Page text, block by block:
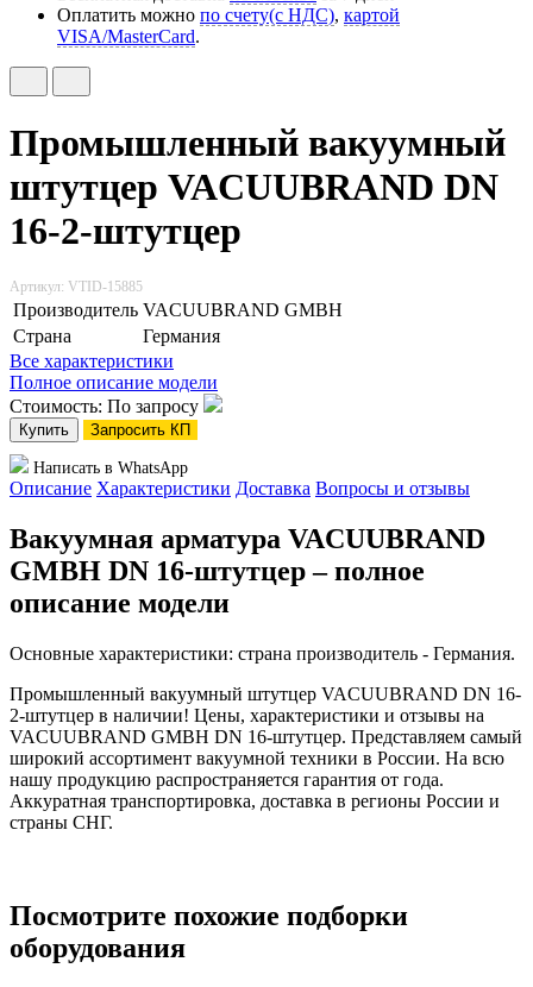
Оплатить можно по счету(с НДС), картой
VISA/MasterCard.
Промышленный вакуумный
штутцер VACUUBRAND DN
16-2-штутцер
Артикул: VTID-15885
Производитель VACUUBRAND GMBH
Страна
Германия
Все характеристики
Полное описание модели
Стоимость: По запросу
Купить Запросить КП
Написать в WhatsApp
Описание Характеристики Доставка Вопросы и отзывы
Вакуумная арматура VACUUBRAND
GMBH DN 16-штутцер – полное
описание модели
Основные характеристики: страна производитель - Германия.
Промышленный вакуумный штутцер VACUUBRAND DN 16-
2-штутцер в наличии! Цены, характеристики и отзывы на
VACUUBRAND GMBH DN 16-штутцер. Представляем самый
широкий ассортимент вакуумной техники в России. На всю
нашу продукцию распространяется гарантия от года.
Аккуратная транспортировка, доставка в регионы России и
страны СНГ.
Посмотрите похожие подборки
оборудования